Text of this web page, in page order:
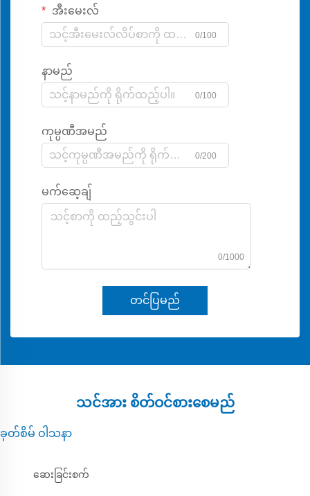
အီးမေးလ်
0/100
နာမည်
0/100
ကုမ္ပဏီအမည်
0/200
မက်ဆေ့ချ်
0/1000
တင်ပြမည်
သင်အား စိတ်ဝင်စားစေမည်
ခုတ်စိမ် ဝါသနာ
ဆေးခြင်းစက်